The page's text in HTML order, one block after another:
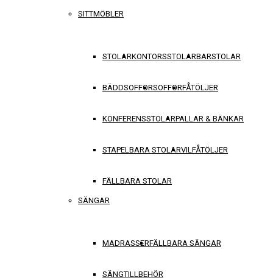
SITTMÖBLER
STOLARKONTORSSTOLARBARSTOLAR
BÄDDSOFFORSOFFORFÅTÖLJER
KONFERENSSTOLARPALLAR & BÄNKAR
STAPELBARA STOLARVILFÅTÖLJER
FÄLLBARA STOLAR
SÄNGAR
MADRASSERFÄLLBARA SÄNGAR
SÄNGTILLBEHÖR